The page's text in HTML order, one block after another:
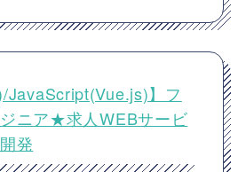
JavaScript(Vue.js)】フ
ニア★求人WEBサービ
発